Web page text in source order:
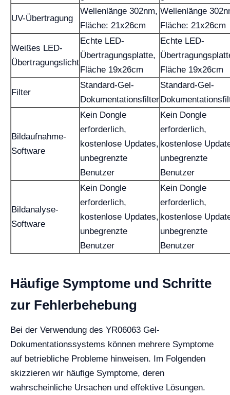
UV-Übertragung
Wellenlänge 302nm,
Fläche: 21x26cm
Wellenlänge
Fläche: 21x26cm
Weißes LED-
Übertragungslicht
Echte LED-
Übertragungsplatte,
Fläche 19x26cm
Echte LED-
Fläche 19x26cm
Filter
Standard-Gel-
Dokumentationsfilter
Standard-Gel-
Bildaufnahme-
Software
Kein Dongle
erforderlich,
kostenlose Updates,
unbegrenzte
Benutzer
Kein Dongle
erforderlich,
kostenlose
unbegrenzte
Benutzer
Bildanalyse-
Software
Kein Dongle
erforderlich,
kostenlose Updates,
unbegrenzte
Benutzer
Kein Dongle
erforderlich,
kostenlose
unbegrenzte
Benutzer
Häufige Symptome und Schritte
zur Fehlerbehebung
Bei der Verwendung des YR06063 Gel-
Dokumentationssystems können mehrere Symptome
auf betriebliche Probleme hinweisen. Im Folgenden
skizzieren wir häufige Symptome, deren
wahrscheinliche Ursachen und effektive Lösungen.